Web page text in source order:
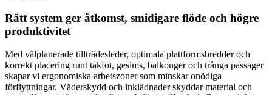
Rätt system ger åtkomst, smidigare flöde och högre
produktivitet
Med välplanerade tillträdesleder, optimala plattformsbredder och
korrekt placering runt takfot, gesims, balkonger och trånga passager
skapar vi ergonomiska arbetszoner som minskar onödiga
förflyttningar. Väderskydd och inklädnader skyddar material och